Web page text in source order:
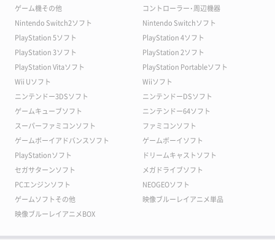
ゲーム機その他
コントローラー･周辺機器
Nintendo Switch2ソフト
Nintendo Switchソフト
PlayStation 5ソフト
PlayStation 4ソフト
PlayStation 3ソフト
PlayStation 2ソフト
PlayStation Vitaソフト
PlayStation Portableソフト
Wii Uソフト
Wiiソフト
ニンテンドー3DSソフト
ニンテンドーDSソフト
ゲームキューブソフト
ニンテンドー64ソフト
スーパーファミコンソフト
ファミコンソフト
ゲームボーイアドバンスソフト
ゲームボーイソフト
PlayStationソフト
ドリームキャストソフト
セガサターンソフト
メガドライブソフト
PCエンジンソフト
NEOGEOソフト
ゲームソフトその他
映像ブルーレイアニメ単品
映像ブルーレイアニメBOX